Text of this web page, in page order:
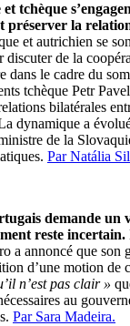
tchèque
préserver la
et autrichien se
discuter de la
dans le cadre du
tchèque Petr
bilatérales
dynamique a
de la
Par Natália
demande un
reste incertain.
a annoncé que son
d’une motion de
n’est pas clair »
au
Par Sara Madeira.